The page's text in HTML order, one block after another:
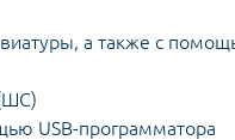
а также с
USB-программатора